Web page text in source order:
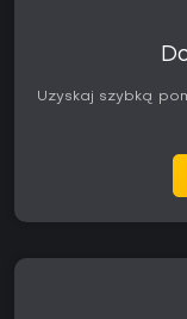
Uzyskaj szybką